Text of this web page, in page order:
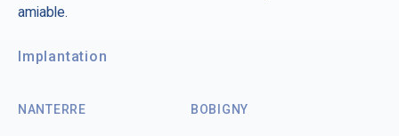
Implantation
NANTERRE BOBIGNY
amiable.